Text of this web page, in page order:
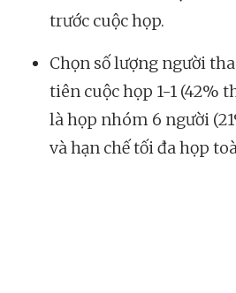
trước cuộc họp.
Chọn số lượng người
tiên cuộc họp 1-1 (42%
là họp nhóm 6 người
và hạn chế tối đa họp